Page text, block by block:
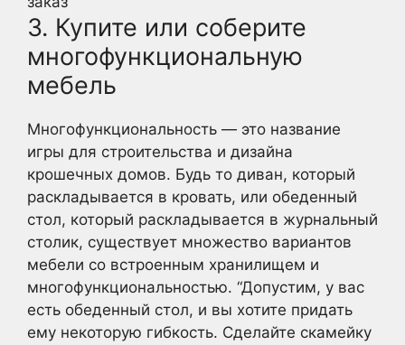
3. Купите или соберите
многофункциональную
мебель
Многофункциональность — это название
игры для строительства и дизайна
крошечных домов. Будь то диван, который
раскладывается в кровать, или обеденный
стол, который раскладывается в журнальный
столик, существует множество вариантов
мебели со встроенным хранилищем и
многофункциональностью. “Допустим, у вас
есть обеденный стол, и вы хотите придать
ему некоторую гибкость. Сделайте скамейку